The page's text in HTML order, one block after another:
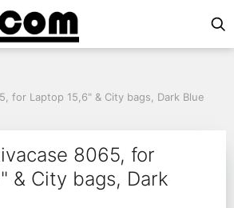
for Laptop 15,6" & City bags, Dark Blue
Rivacase
for Laptop 15,6" & City bags, Dark Blue
8065, for
& City bags, Dark